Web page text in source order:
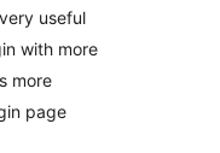
ཚང་།
useful
with more
more
page